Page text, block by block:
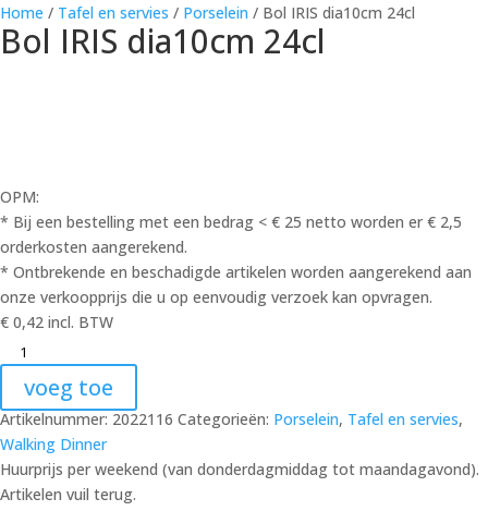
Home / Tafel en servies / Porselein / Bol IRIS dia10cm 24cl
Bol IRIS dia10cm 24cl
OPM:
* Bij een bestelling met een bedrag < € 25 netto worden er € 2,5
orderkosten aangerekend.
* Ontbrekende en beschadigde artikelen worden aangerekend aan
onze verkoopprijs die u op eenvoudig verzoek kan opvragen.
€ 0,42 incl. BTW
voeg toe
Artikelnummer: 2022116 Categorieën: Porselein, Tafel en servies,
Walking Dinner
Huurprijs per weekend (van donderdagmiddag tot maandagavond).
Artikelen vuil terug.